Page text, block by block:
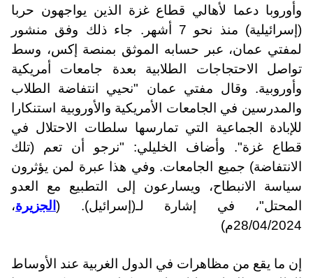
وأوروبا دعما لأهالي قطاع غزة الذين يواجهون حربا
(إسرائيلية) منذ نحو 7 أشهر. جاء ذلك وفق منشور
لمفتي عمان، عبر حسابه الموثق بمنصة إكس، وسط
تواصل الاحتجاجات الطلابية بعدة جامعات أمريكية
وأوروبية. وقال مفتي عمان "نحيي انتفاضة الطلاب
والمدرسين في الجامعات الأمريكية والأوروبية استنكارا
للإبادة الجماعية التي تمارسها سلطات الاحتلال في
قطاع غزة". وأضاف الخليلي: "نرجو أن تعم (تلك
الانتفاضة) جميع الجامعات. وفي هذا عبرة لمن يؤثرون
سياسة الانبطاح، ويسارعون إلى التطبيع مع العدو
المحتل"، في إشارة لـ(إسرائيل). (الجزيرة،
28/04/2024م)
إن ما يقع من مظاهرات في الدول الغربية عند الأوساط